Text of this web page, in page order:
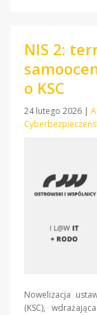
NIS 2:
o KSC
24 lutego 2026 |
Nowelizacja
(KSC),